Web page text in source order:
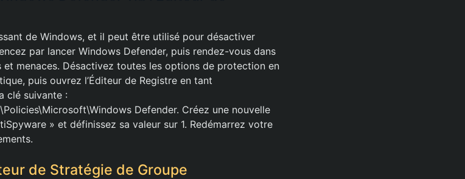
de Windows, et il peut être utilisé pour désactiver
par lancer Windows Defender, puis rendez-vous dans
menaces. Désactivez toutes les options de protection en
puis ouvrez l’Éditeur de Registre en tant
clé suivante :
Defender. Créez une nouvelle
» et définissez sa valeur sur 1. Redémarrez votre
de Stratégie de Groupe